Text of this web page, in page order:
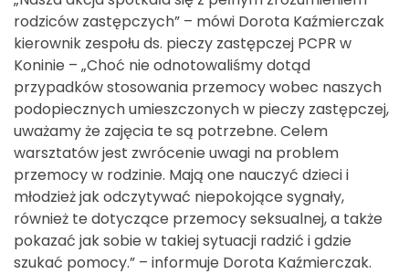
rodziców zastępczych” – mówi Dorota Kaźmierczak
kierownik zespołu ds. pieczy zastępczej PCPR w
Koninie – „Choć nie odnotowaliśmy dotąd
przypadków stosowania przemocy wobec naszych
podopiecznych umieszczonych w pieczy zastępczej,
uważamy że zajęcia te są potrzebne. Celem
warsztatów jest zwrócenie uwagi na problem
przemocy w rodzinie. Mają one nauczyć dzieci i
młodzież jak odczytywać niepokojące sygnały,
również te dotyczące przemocy seksualnej, a także
pokazać jak sobie w takiej sytuacji radzić i gdzie
szukać pomocy.” – informuje Dorota Kaźmierczak.